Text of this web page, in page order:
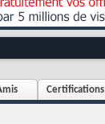
Certifications